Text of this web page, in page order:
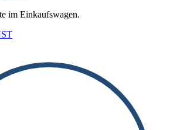
im Einkaufswagen.